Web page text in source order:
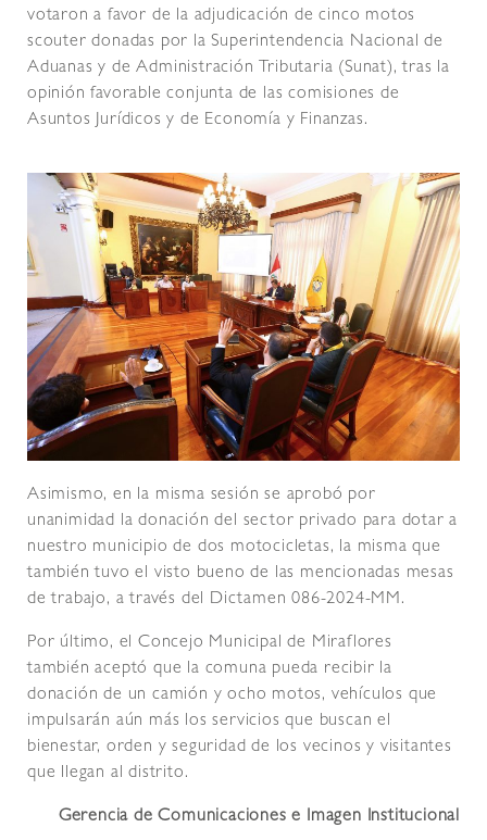
votaron a favor de la adjudicación de cinco motos
scouter donadas por la Superintendencia Nacional de
Aduanas y de Administración Tributaria (Sunat), tras la
opinión favorable conjunta de las comisiones de
Asuntos Jurídicos y de Economía y Finanzas.
Asimismo, en la misma sesión se aprobó por
unanimidad la donación del sector privado para dotar a
nuestro municipio de dos motocicletas, la misma que
también tuvo el visto bueno de las mencionadas mesas
de trabajo, a través del Dictamen 086-2024-MM.
Por último, el Concejo Municipal de Miraflores
también aceptó que la comuna pueda recibir la
donación de un camión y ocho motos, vehículos que
impulsarán aún más los servicios que buscan el
bienestar, orden y seguridad de los vecinos y visitantes
que llegan al distrito.
Gerencia de Comunicaciones e Imagen Institucional